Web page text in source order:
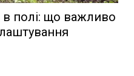
в полі: що важливо